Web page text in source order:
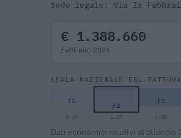
Sede legale: Via Ix
€ 1.388.660
Fatturato 2024
SCALA NAZIONALE DEL
F1 F2 F3
0-1M 1-2M 2-5M
Dati economici relativi al bilancio